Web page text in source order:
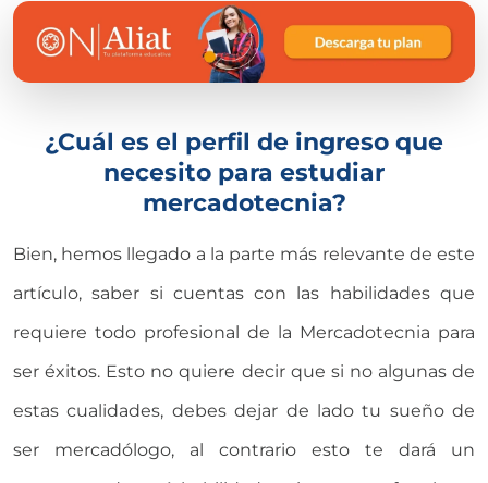
¿Cuál es el perfil de ingreso que
necesito para estudiar
mercadotecnia?
Bien, hemos llegado a la parte más relevante de este
artículo, saber si cuentas con las habilidades que
requiere todo profesional de la Mercadotecnia para
ser éxitos. Esto no quiere decir que si no algunas de
estas cualidades, debes dejar de lado tu sueño de
ser mercadólogo, al contrario esto te dará un